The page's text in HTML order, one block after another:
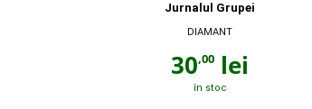
Jurnalul Grupei
DIAMANT
30,00 lei
în stoc